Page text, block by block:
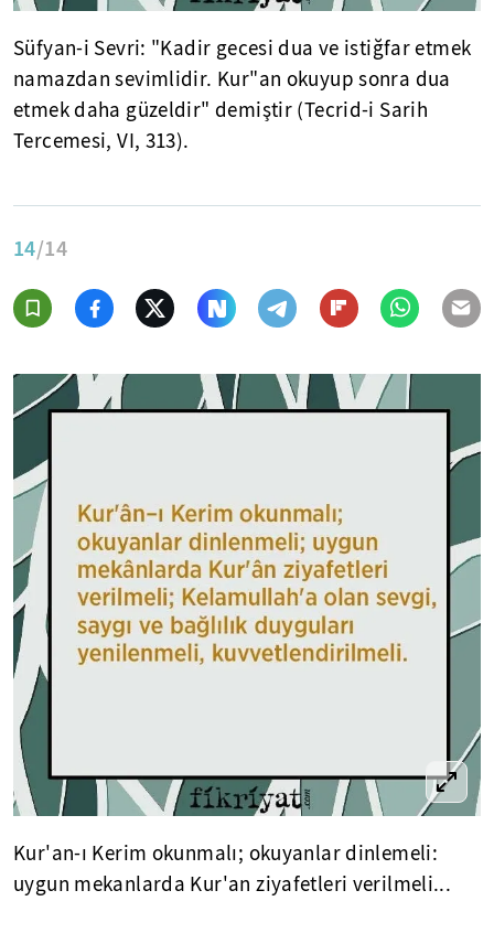
Süfyan-i Sevri: "Kadir gecesi dua ve istiğfar etmek
namazdan sevimlidir. Kur"an okuyup sonra dua
etmek daha güzeldir" demiştir (Tecrid-i Sarih
Tercemesi, VI, 313).
14/14
Kur'an-ı Kerim okunmalı; okuyanlar dinlemeli:
uygun mekanlarda Kur'an ziyafetleri verilmeli...